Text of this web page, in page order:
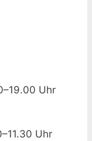
Uhr
Uhr